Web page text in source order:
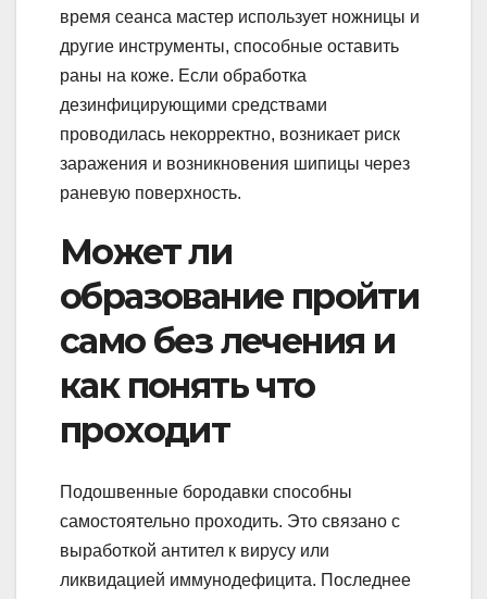
время сеанса мастер использует ножницы и
другие инструменты, способные оставить
раны на коже. Если обработка
дезинфицирующими средствами
проводилась некорректно, возникает риск
заражения и возникновения шипицы через
раневую поверхность.
Может ли
образование пройти
само без лечения и
как понять что
проходит
Подошвенные бородавки способны
самостоятельно проходить. Это связано с
выработкой антител к вирусу или
ликвидацией иммунодефицита. Последнее